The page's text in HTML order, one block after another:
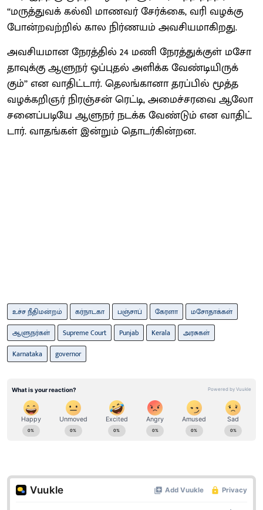
‘‘மருத்​து​வக் கல்வி மாணவர் சேர்க்​கை, வரி வழக்கு
போன்​றவற்​றில் கால நிர்​ண​யம் அவசி​யமாகிறது.
அவசி​ய​மான நேரத்​தில் 24 மணி நேரத்​துக்​குள் மசோ​
தாவுக்கு ஆளுநர் ஒப்​புதல் அளிக்க வேண்​டி​யிருக்​
கும்’’ என வா​திட்​டார். தெலங்​கானா தரப்​பில் மூத்த
வழக்​கறிஞர் நிரஞ்​சன் ரெட்​டி, அமைச்​சரவை ஆலோ​
சனைப்​படியே ஆளுநர் நடக்க வேண்​டும்​ என வா​திட்​
டார்​. வாதங்​கள்​ இன்​றும்​ தொடர்​கின்​றன.
உச்ச நீதிமன்றம் கர்நாடகா பஞ்சாப் கேரளா
மசோதாக்கள்
ஆளுநர்கள்
Supreme Court Punjab Kerala
அரசுகள்
Karnataka
governor